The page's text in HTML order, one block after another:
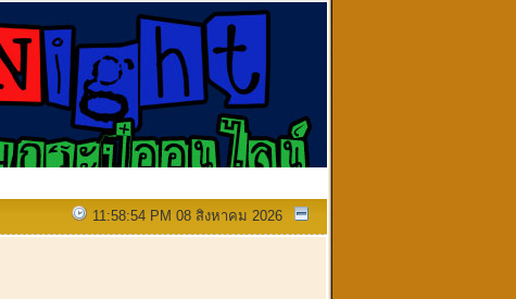
11:58:54 PM 08 สิงหาคม 2026